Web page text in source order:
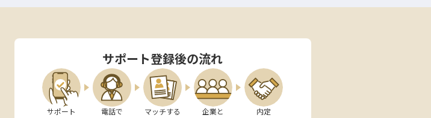
サポート登録後の流れ
サポート
電話で
マッチする
企業と
内定